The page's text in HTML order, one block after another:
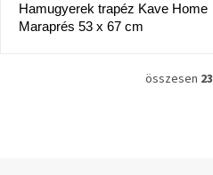
Hamugyerek trapéz Kave Home
Maraprés 53 x 67 cm
L
összesen 23